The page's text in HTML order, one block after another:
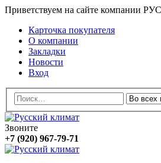
Приветствуем на сайте компании
Карточка покупателя
О компании
Закладки
Новости
Вход
Звоните
+7 (920) 967-79-71